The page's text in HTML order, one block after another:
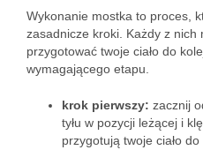
Wykonanie mostka to proces,
zasadnicze kroki. Każdy z
przygotować twoje ciało do
wymagającego etapu.
krok pierwszy: zacznij
tyłu w pozycji leżącej i
przygotują twoje ciało